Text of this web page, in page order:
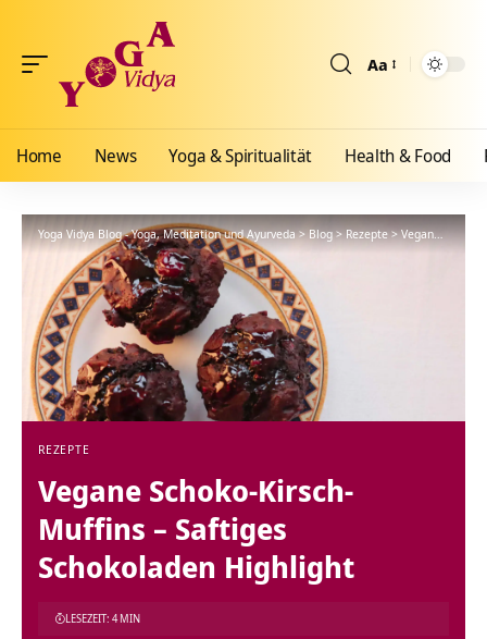
Aa
Home News Yoga & Spiritualität Health & Food
Yoga Vidya Blog - Yoga, Meditation und Ayurveda>Blog>Rezepte>Vegane Schoko-Kirsch-Muffins – Saftiges Schokoladen Highlight
REZEPTE
Vegane Schoko-Kirsch-
Muffins – Saftiges
Schokoladen Highlight
LESEZEIT: 4 MIN